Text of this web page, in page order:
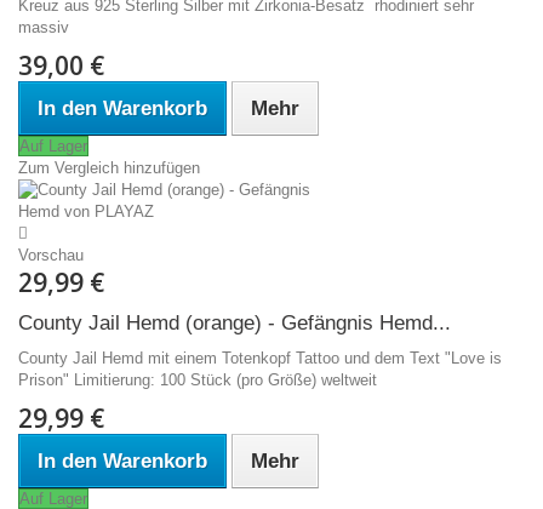
Kreuz aus 925 Sterling Silber mit Zirkonia-Besatz rhodiniert sehr
massiv
39,00 €
In den Warenkorb Mehr
Auf Lager
Zum Vergleich hinzufügen
Vorschau
29,99 €
County Jail Hemd (orange) - Gefängnis Hemd...
County Jail Hemd mit einem Totenkopf Tattoo und dem Text "Love is
Prison" Limitierung: 100 Stück (pro Größe) weltweit
29,99 €
In den Warenkorb Mehr
Auf Lager